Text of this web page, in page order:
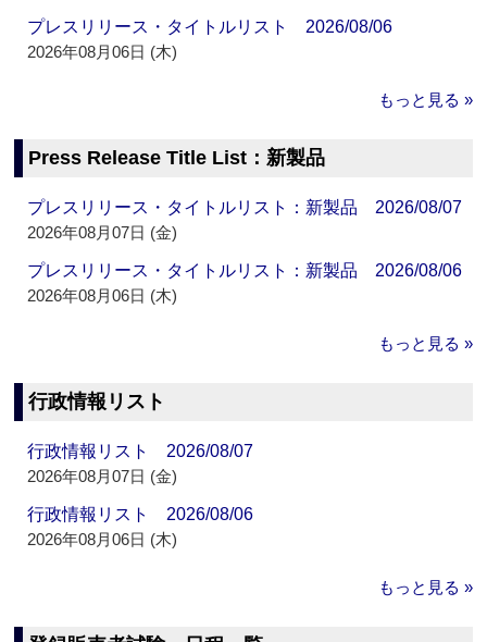
プレスリリース・タイトルリスト 2026/08/06
2026年08月06日 (木)
もっと見る »
Press Release Title List：新製品
プレスリリース・タイトルリスト：新製品 2026/08/07
2026年08月07日 (金)
プレスリリース・タイトルリスト：新製品 2026/08/06
2026年08月06日 (木)
もっと見る »
行政情報リスト
行政情報リスト 2026/08/07
2026年08月07日 (金)
行政情報リスト 2026/08/06
2026年08月06日 (木)
もっと見る »